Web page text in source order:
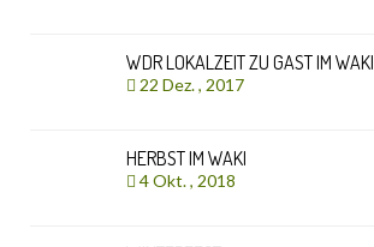
WDR LOKALZEIT ZU GAST IM WAKI
22 Dez. , 2017
HERBST IM WAKI
4 Okt. , 2018